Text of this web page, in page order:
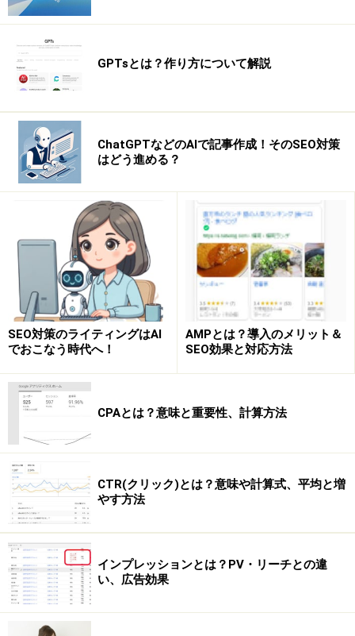
上記のような背景があり、あくまで憶測の範疇ですが、
更新頻度と検索順位のかかわりについて否定的な見解を
示す必要もあるのではないでしょうか。
多くのWebサイトに当てはまること
とはいえ、コンテンツの質というものを紐解いていくと
見えてくるものがあります。
それは、大変多くのWebサイトにおいて、時間の経過と
情報を付け加えるべき点が少なからず存在しているとい
う事実です。
これが例えば、過去における覆ることのない既成事実で
あった場合、完全に対象外となってしまいますが、その
他の多くのホームページが当てはまってしまうのです。
GPTsとは？作り方について解説
ChatGPTなどのAIで記事作成！そのSEO対策
はどう進める？
SEO対策のライティングはAI
でおこなう時代へ！
AMPとは？導入のメリット＆
SEO効果と対応方法
CPAとは？意味と重要性、計算方法
CTR(クリック)とは？意味や計算式、平均と増
やす方法
インプレッションとは？PV・リーチとの違
い、広告効果